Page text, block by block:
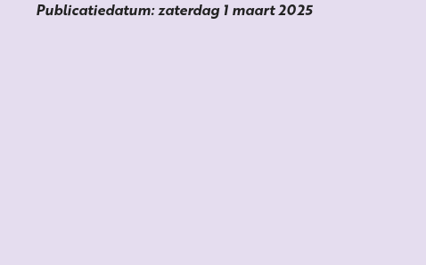
Publicatiedatum: zaterdag 1 maart 2025